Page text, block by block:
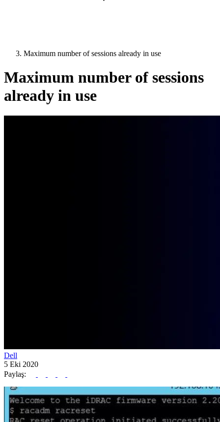
Maximum number of sessions already in use
Maximum number of sessions
already in use
Dell
5 Eki 2020
Paylaş: